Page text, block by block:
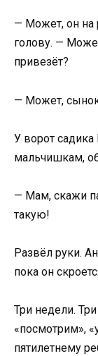
— Может, он на
голову. —
привезёт?
— Может,
У ворот
мальчишкам,
— Мам, скажи
такую!
Развёл руки.
пока он
Три недели.
«посмотрим»,
пятилетнему